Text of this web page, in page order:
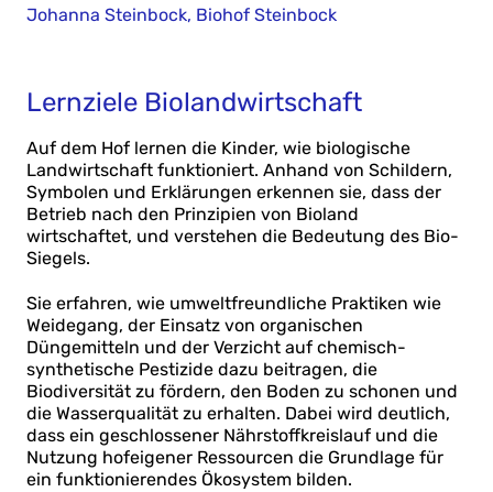
Johanna Steinbock, Biohof Steinbock
Lernziele Biolandwirtschaft
Auf dem Hof lernen die Kinder, wie biologische
Landwirtschaft funktioniert. Anhand von Schildern,
Symbolen und Erklärungen erkennen sie, dass der
Betrieb nach den Prinzipien von Bioland
wirtschaftet, und verstehen die Bedeutung des Bio-
Siegels.
Sie erfahren, wie umweltfreundliche Praktiken wie
Weidegang, der Einsatz von organischen
Düngemitteln und der Verzicht auf chemisch-
synthetische Pestizide dazu beitragen, die
Biodiversität zu fördern, den Boden zu schonen und
die Wasserqualität zu erhalten. Dabei wird deutlich,
dass ein geschlossener Nährstoffkreislauf und die
Nutzung hofeigener Ressourcen die Grundlage für
ein funktionierendes Ökosystem bilden.